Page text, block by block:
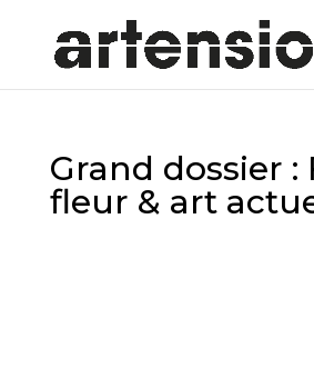
Grand dossier :
fleur & art